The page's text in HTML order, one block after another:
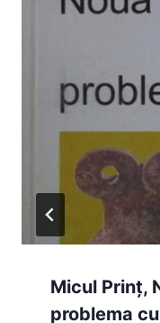
Micul Prinț,
problema